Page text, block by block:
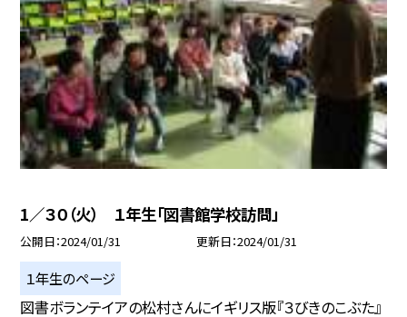
1／３０（火） １年生「図書館学校訪問」
公開日 2024/01/31 更新日 2024/01/31
１年生のページ
図書ボランテイアの松村さんにイギリス版『３びきのこぶた』